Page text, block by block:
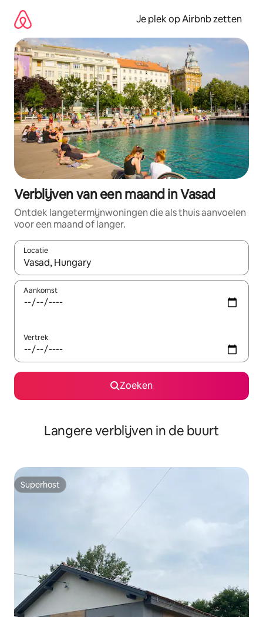
direct
naar
inhoud
Je plek op Airbnb zetten
Verblijven van een maand in Vasad
Ontdek langetermijnwoningen die als thuis aanvoelen
voor een maand of langer.
Locatie
Wanneer er resultaten beschikbaar zijn, maak je een keuze
Aankomst
Vertrek
Zoeken
Langere verblijven in de buurt
Superhost
Superhost